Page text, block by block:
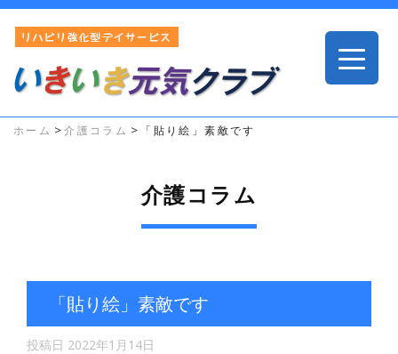
ホーム >介護コラム > 「貼り絵」素敵です
介護コラム
「貼り絵」素敵です
投稿日 2022年1月14日